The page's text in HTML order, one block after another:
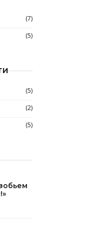
(7)
(5)
(5)
(2)
(5)